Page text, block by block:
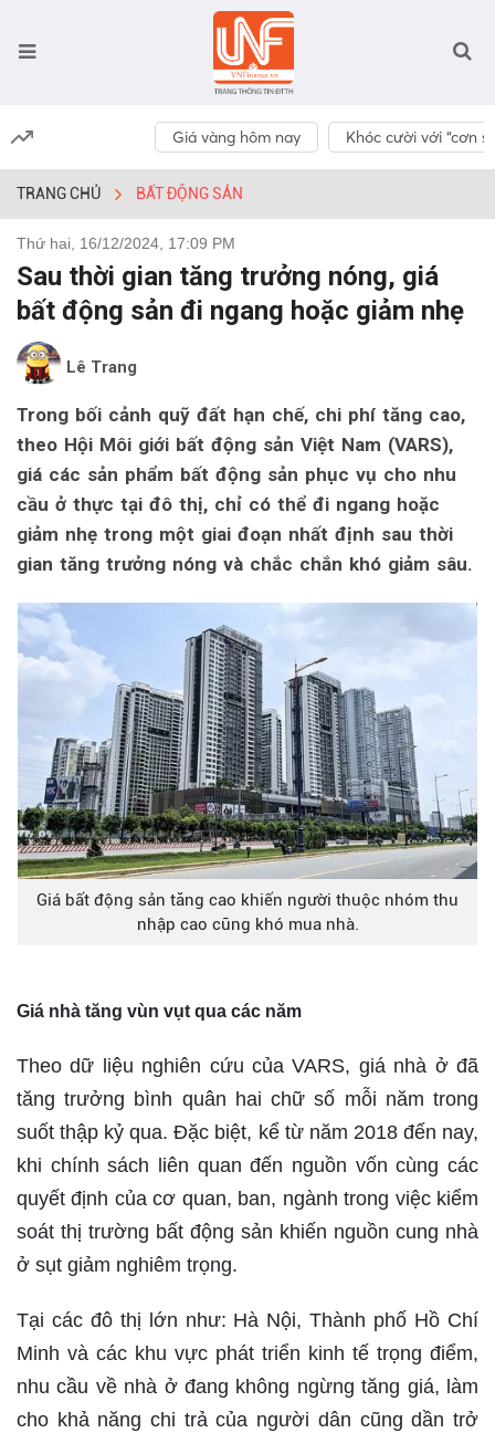
Giá vàng hôm nay Khóc cười với “cơn
TRANG CHỦ BẤT ĐỘNG SẢN
Thứ hai, 16/12/2024, 17:09 PM
Sau thời gian tăng trưởng nóng, giá
bất động sản đi ngang hoặc giảm nhẹ
Lê Trang
Trong bối cảnh quỹ đất hạn chế, chi phí tăng cao,
theo Hội Môi giới bất động sản Việt Nam (VARS),
giá các sản phẩm bất động sản phục vụ cho nhu
cầu ở thực tại đô thị, chỉ có thể đi ngang hoặc
giảm nhẹ trong một giai đoạn nhất định sau thời
gian tăng trưởng nóng và chắc chắn khó giảm sâu.
Giá bất động sản tăng cao khiến người thuộc nhóm thu
nhập cao cũng khó mua nhà.
Giá nhà tăng vùn vụt qua các năm
Theo dữ liệu nghiên cứu của VARS, giá nhà ở đã
tăng trưởng bình quân hai chữ số mỗi năm trong
suốt thập kỷ qua. Đặc biệt, kể từ năm 2018 đến nay,
khi chính sách liên quan đến nguồn vốn cùng các
quyết định của cơ quan, ban, ngành trong việc kiểm
soát thị trường bất động sản khiến nguồn cung nhà
ở sụt giảm nghiêm trọng.
Tại các đô thị lớn như: Hà Nội, Thành phố Hồ Chí
Minh và các khu vực phát triển kinh tế trọng điểm,
nhu cầu về nhà ở đang không ngừng tăng giá, làm
cho khả năng chi trả của người dân cũng dần trở